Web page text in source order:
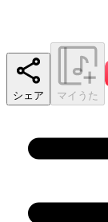
シェア マイうた